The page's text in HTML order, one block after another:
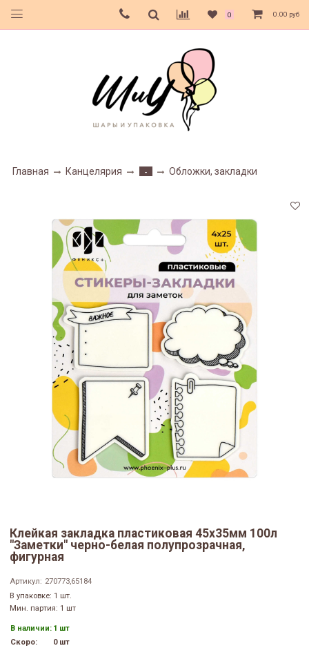
0 0.00 руб
Главная Канцелярия - Обложки, закладки
Клейкая закладка пластиковая 45х35мм 100л
"Заметки" черно-белая полупрозрачная,
фигурная
Артикул: 270773,65184
В упаковке: 1 шт.
Мин. партия: 1 шт
В наличии: 1 шт
Скоро:
0 шт